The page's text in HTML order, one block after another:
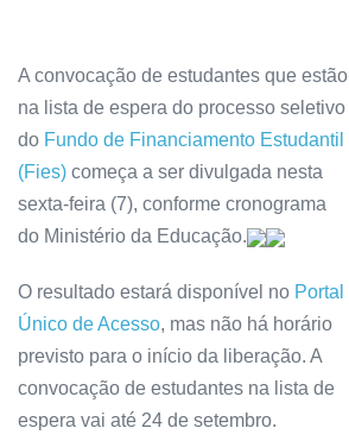
A convocação de estudantes que estão
na lista de espera do processo seletivo
do Fundo de Financiamento Estudantil
(Fies) começa a ser divulgada nesta
sexta-feira (7), conforme cronograma
do Ministério da Educação.
O resultado estará disponível no Portal
Único de Acesso, mas não há horário
previsto para o início da liberação. A
convocação de estudantes na lista de
espera vai até 24 de setembro.